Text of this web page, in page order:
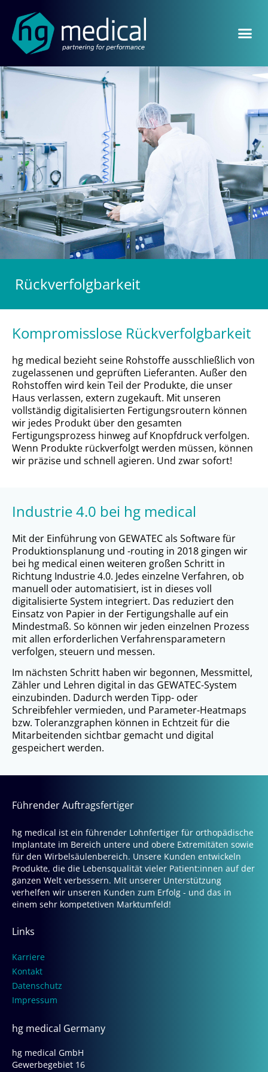
Rückverfolgbarkeit
Kompromisslose Rückverfolgbarkeit
hg medical bezieht seine Rohstoffe ausschließlich von
zugelassenen und geprüften Lieferanten. Außer den
Rohstoffen wird kein Teil der Produkte, die unser
Haus verlassen, extern zugekauft. Mit unseren
vollständig digitalisierten Fertigungsroutern können
wir jedes Produkt über den gesamten
Fertigungsprozess hinweg auf Knopfdruck verfolgen.
Wenn Produkte rückverfolgt werden müssen, können
wir präzise und schnell agieren. Und zwar sofort!
Industrie 4.0 bei hg medical
Mit der Einführung von GEWATEC als Software für
Produktionsplanung und -routing in 2018 gingen wir
bei hg medical einen weiteren großen Schritt in
Richtung Industrie 4.0. Jedes einzelne Verfahren, ob
manuell oder automatisiert, ist in dieses voll
digitalisierte System integriert. Das reduziert den
Einsatz von Papier in der Fertigungshalle auf ein
Mindestmaß. So können wir jeden einzelnen Prozess
mit allen erforderlichen Verfahrensparametern
verfolgen, steuern und messen.
Im nächsten Schritt haben wir begonnen, Messmittel,
Zähler und Lehren digital in das GEWATEC-System
einzubinden. Dadurch werden Tipp- oder
Schreibfehler vermieden, und Parameter-Heatmaps
bzw. Toleranzgraphen können in Echtzeit für die
Mitarbeitenden sichtbar gemacht und digital
gespeichert werden.
Führender Auftragsfertiger
hg medical ist ein führender Lohnfertiger für orthopädische
Implantate im Bereich untere und obere Extremitäten sowie
für den Wirbelsäulenbereich. Unsere Kunden entwickeln
Produkte, die die Lebensqualität vieler Patient:innen auf der
ganzen Welt verbessern. Mit unserer Unterstützung
verhelfen wir unseren Kunden zum Erfolg - und das in
einem sehr kompetetiven Marktumfeld!
Links
Karriere
Kontakt
Datenschutz
Impressum
hg medical Germany
hg medical GmbH
Gewerbegebiet 16